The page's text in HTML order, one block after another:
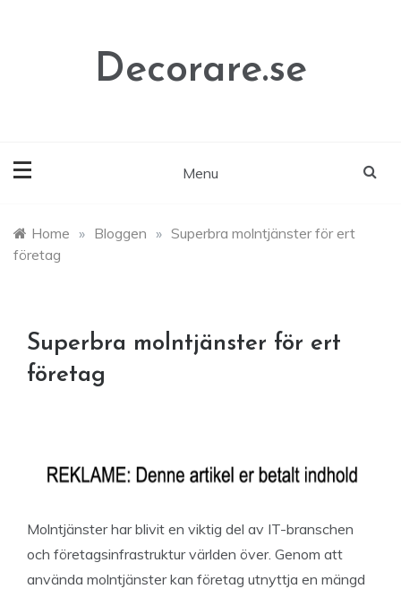
Decorare.se
Menu
Home » Bloggen » Superbra molntjänster för ert
företag
Superbra molntjänster för ert
företag
Molntjänster har blivit en viktig del av IT-branschen
och företagsinfrastruktur världen över. Genom att
använda molntjänster kan företag utnyttja en mängd